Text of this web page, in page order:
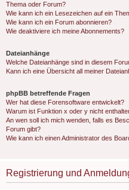
Thema oder Forum?
Wie kann ich ein Lesezeichen auf ein
Wie kann ich ein Forum abonnieren?
Wie deaktiviere ich meine Abonnements?
Dateianhänge
Welche Dateianhänge sind in diesem
Kann ich eine Übersicht all meiner
phpBB betreffende Fragen
Wer hat diese Forensoftware entwickelt?
Warum ist Funktion x oder y nicht
An wen soll ich mich wenden, falls es
Forum gibt?
Wie kann ich einen Administrator des
Registrierung und